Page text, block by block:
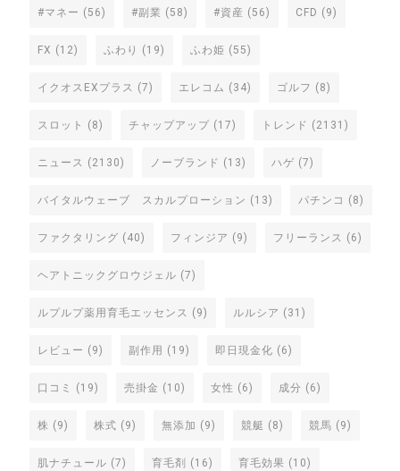
#マネー (56) #副業 (58) #資産 (56) CFD (9)
FX (12) ふわり (19) ふわ姫 (55)
イクオスEXプラス (7) エレコム (34) ゴルフ (8)
スロット (8) チャップアップ (17) トレンド (2131)
ニュース (2130) ノーブランド (13) ハゲ (7)
バイタルウェーブ スカルプローション (13) パチンコ (8)
ファクタリング (40) フィンジア (9) フリーランス (6)
ヘアトニックグロウジェル (7)
ルプルプ薬用育毛エッセンス (9) ルルシア (31)
レビュー (9) 副作用 (19) 即日現金化 (6)
口コミ (19) 売掛金 (10) 女性 (6) 成分 (6)
株 (9) 株式 (9) 無添加 (9) 競艇 (8) 競馬 (9)
肌ナチュール (7) 育毛剤 (16) 育毛効果 (10)